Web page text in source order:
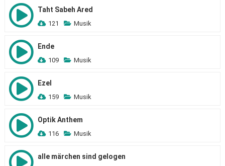
Taht Sabeh Ared
121 Musik
Ende
109 Musik
Ezel
159 Musik
Optik Anthem
116 Musik
alle märchen sind gelogen